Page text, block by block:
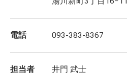
電話 093-383-8367
担当者 井門 武士